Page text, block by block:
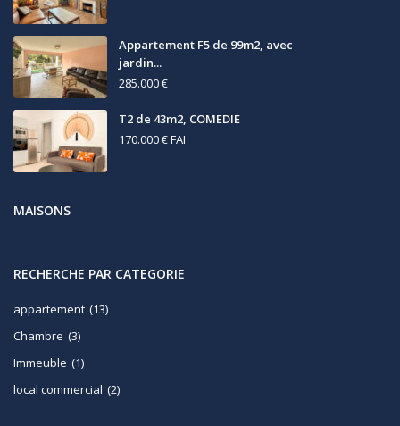
Appartement F5 de 99m2, avec
jardin...
285.000 €
T2 de 43m2, COMEDIE
170.000 €FAI
MAISONS
RECHERCHE PAR CATEGORIE
appartement (13)
Chambre (3)
Immeuble (1)
local commercial (2)